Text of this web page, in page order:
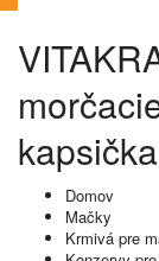
Domov
Mačky
Krmivá pre